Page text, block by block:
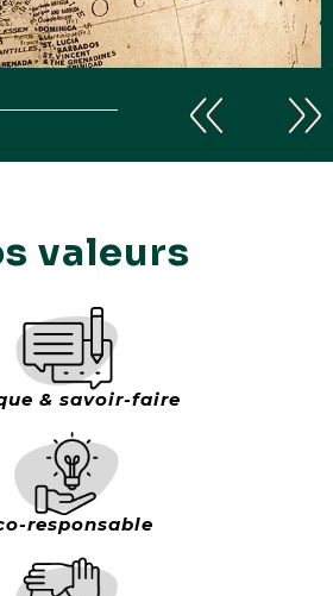
valeurs
& savoir-faire
responsable